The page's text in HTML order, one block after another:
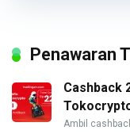
Penawaran
Cashback
Ambil